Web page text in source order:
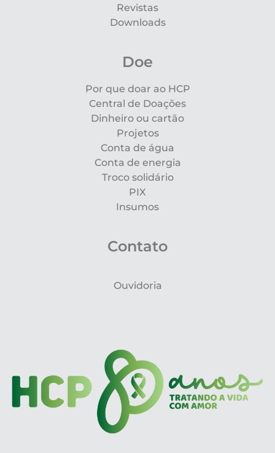
Revistas
Downloads
Doe
Por que doar ao HCP
Central de Doações
Dinheiro ou cartão
Projetos
Conta de água
Conta de energia
Troco solidário
PIX
Insumos
Contato
Ouvidoria